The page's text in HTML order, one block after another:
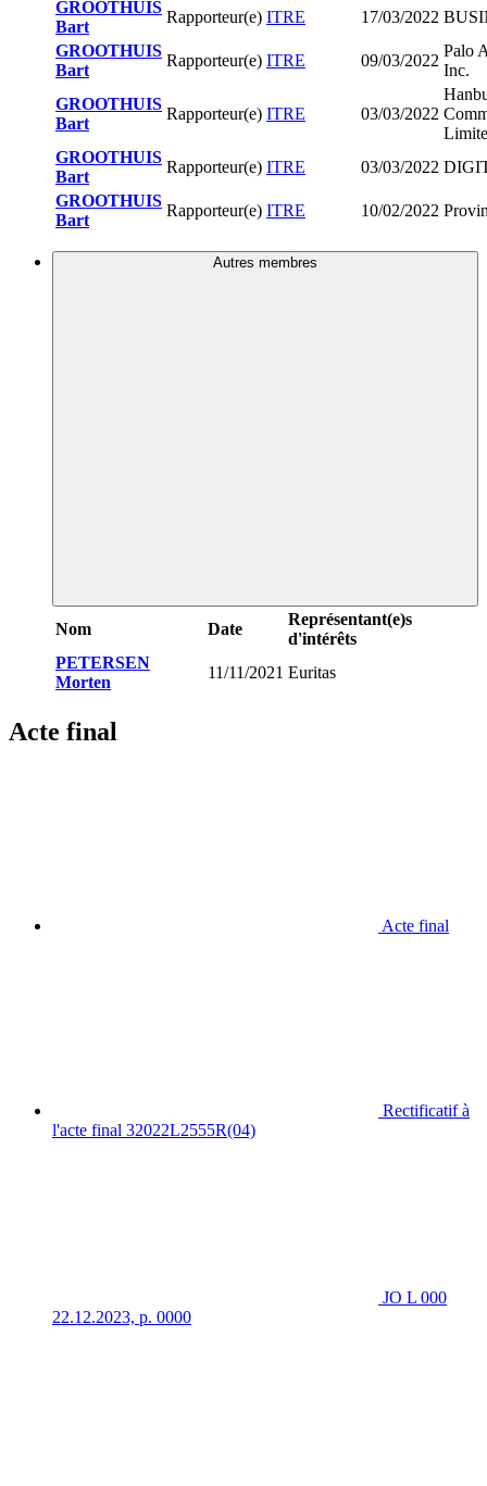
GROOTHUIS
Bart
Rapporteur(e) ITRE 17/03/2022
GROOTHUIS
Bart
Rapporteur(e) ITRE 09/03/2022
Palo
Inc.
GROOTHUIS
Bart
Rapporteur(e) ITRE 03/03/2022
GROOTHUIS
Bart
Rapporteur(e) ITRE 03/03/2022
GROOTHUIS
Bart
Rapporteur(e) ITRE 10/02/2022
Autres membres
Nom Date
Représentant(e)s
d'intérêts
PETERSEN
Morten
11/11/2021 Euritas
Acte final
Acte final
Rectificatif à
l'acte final 32022L2555R(04)
JO L 000
22.12.2023, p. 0000